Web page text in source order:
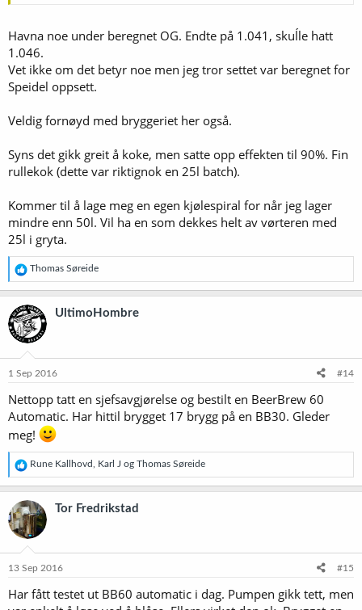
Havna noe under beregnet OG. Endte på 1.041, skuĺle hatt
1.046.
Vet ikke om det betyr noe men jeg tror settet var beregnet for
Speidel oppsett.
Veldig fornøyd med bryggeriet her også.
Syns det gikk greit å koke, men satte opp effekten til 90%. Fin
rullekok (dette var riktignok en 25l batch).
Kommer til å lage meg en egen kjølespiral for når jeg lager
mindre enn 50l. Vil ha en som dekkes helt av vørteren med
25l i gryta.
R
e
a
k
s
j
o
e
:
Thomas Søreide
UltimoHombre
1 Sep 2016 #14
Nettopp tatt en sjefsavgjørelse og bestilt en BeerBrew 60
Automatic. Har hittil brygget 17 brygg på en BB30. Gleder
meg!
R
e
a
k
s
j
o
e
Rune Kallhovd Karl J og Thomas Søreide
Tor Fredrikstad
13 Sep 2016 #15
Har fått testet ut BB60 automatic i dag. Pumpen gikk tett, men